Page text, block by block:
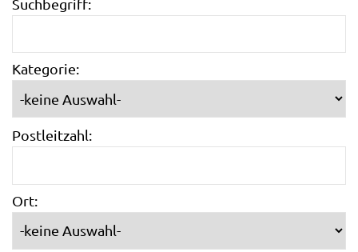
Suchbegriff:
Kategorie:
Postleitzahl:
Ort: